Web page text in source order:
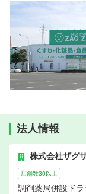
法人情報
株式会社ザグ
店舗数30以上
調剤薬局併設ド